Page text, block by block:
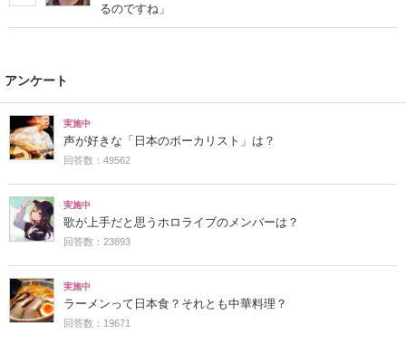
るのですね」
アンケート
実施中
声が好きな「日本のボーカリスト」は？
回答数：49562
実施中
歌が上手だと思うホロライブのメンバーは？
回答数：23893
実施中
ラーメンって日本食？それとも中華料理？
回答数：19671